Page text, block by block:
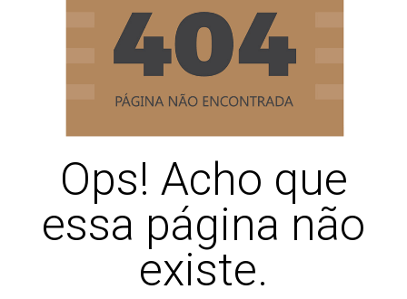
Ops! Acho que
essa página não
existe.